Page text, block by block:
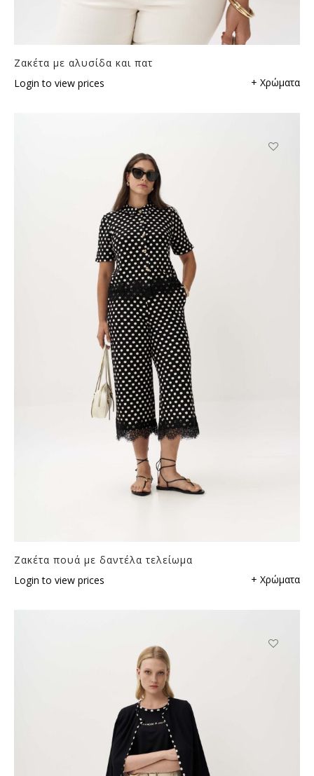
Ζακέτα με αλυσίδα και πατ
Login to view prices
+ Χρώματα
Ζακέτα πουά με δαντέλα τελείωμα
Login to view prices
+ Χρώματα